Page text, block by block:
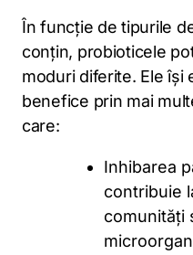
În funcție de tipurile
conțin, probioticele
moduri diferite. Ele își
benefice prin mai
care:
Inhibarea
contribuie
comunități